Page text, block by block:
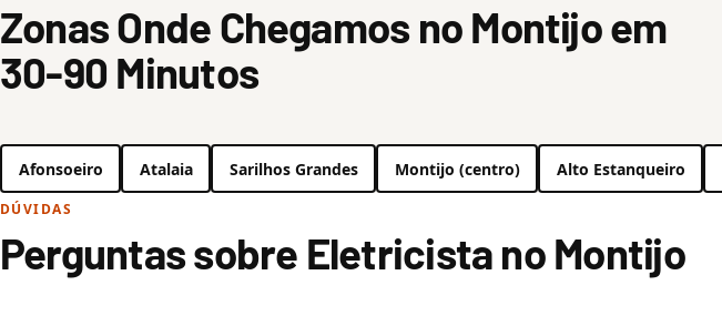
Zonas Onde Chegamos no Montijo em
30-90 Minutos
Afonsoeiro Atalaia Sarilhos Grandes Montijo (centro) Alto Estanqueiro
DÚVIDAS
Perguntas sobre Eletricista no Montijo